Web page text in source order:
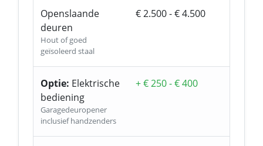
Openslaande
deuren
Hout of goed
geïsoleerd staal
€ 2.500 - € 4.500
Optie: Elektrische
bediening
Garagedeuropener
inclusief handzenders
+ € 250 - € 400